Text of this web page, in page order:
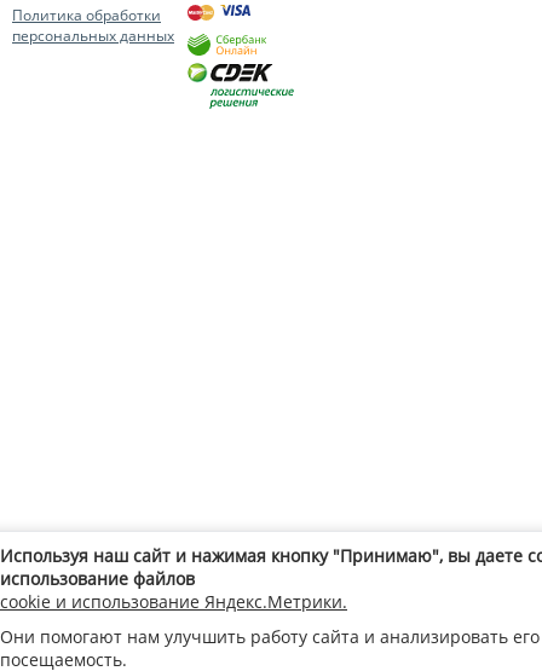
Политика обработки
персональных данных
Используя наш сайт и нажимая кнопку "Принимаю", вы даете
использование файлов
cookie и использование Яндекс.Метрики.
Они помогают нам улучшить работу сайта и анализировать его
посещаемость.